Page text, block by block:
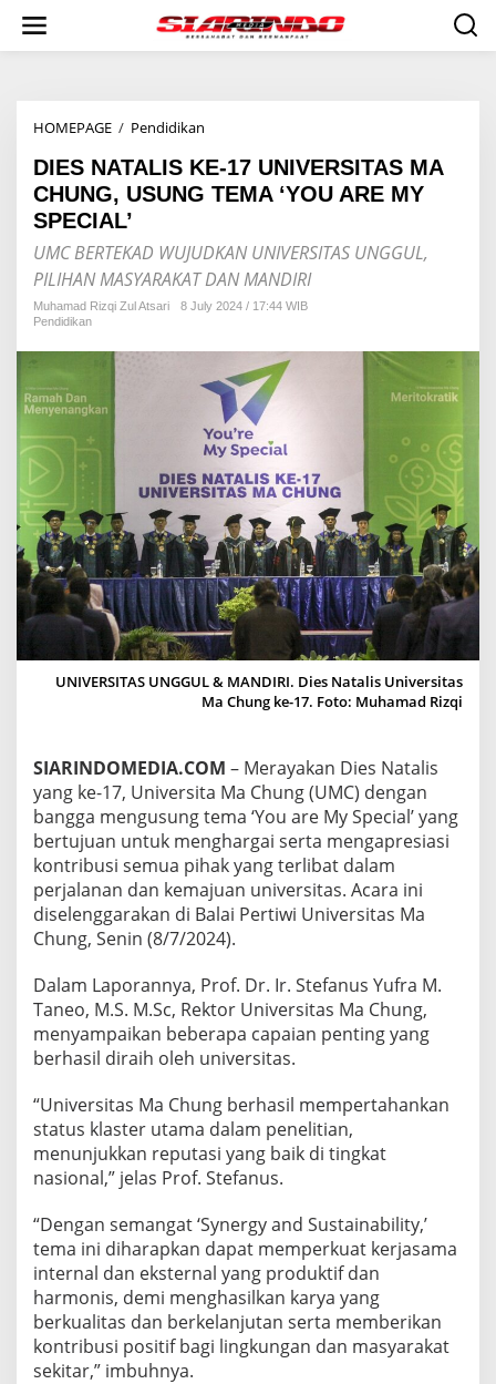
i
HOMEPAGE / Pendidikan
E
S
T
L
I
K
-
7
U
I
R
S
I
T
A
S
M
A
C
N
G
,
U
S
U
N
G
T
E
A
‘
O
U
R
E
Y
S
E
C
A
L
’
DIES NATALIS KE-17 UNIVERSITAS MA
CHUNG, USUNG TEMA ‘YOU ARE MY
SPECIAL’
UMC BERTEKAD WUJUDKAN UNIVERSITAS UNGGUL,
PILIHAN MASYARAKAT DAN MANDIRI
Muhamad Rizqi Zul Atsari
8 July 2024 / 17:44 WIB
Pendidikan
UNIVERSITAS UNGGUL & MANDIRI. Dies Natalis Universitas
Ma Chung ke-17. Foto: Muhamad Rizqi
SIARINDOMEDIA.COM – Merayakan Dies Natalis
yang ke-17, Universita Ma Chung (UMC) dengan
bangga mengusung tema ‘You are My Special’ yang
bertujuan untuk menghargai serta mengapresiasi
kontribusi semua pihak yang terlibat dalam
perjalanan dan kemajuan universitas. Acara ini
diselenggarakan di Balai Pertiwi Universitas Ma
Chung, Senin (8/7/2024).
Dalam Laporannya, Prof. Dr. Ir. Stefanus Yufra M.
Taneo, M.S. M.Sc, Rektor Universitas Ma Chung,
menyampaikan beberapa capaian penting yang
berhasil diraih oleh universitas.
“Universitas Ma Chung berhasil mempertahankan
status klaster utama dalam penelitian,
menunjukkan reputasi yang baik di tingkat
nasional,” jelas Prof. Stefanus.
“Dengan semangat ‘Synergy and Sustainability,’
tema ini diharapkan dapat memperkuat kerjasama
internal dan eksternal yang produktif dan
harmonis, demi menghasilkan karya yang
berkualitas dan berkelanjutan serta memberikan
kontribusi positif bagi lingkungan dan masyarakat
sekitar,” imbuhnya.